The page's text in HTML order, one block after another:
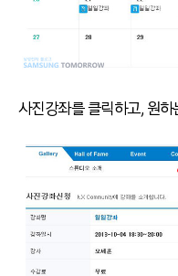
사진강좌를 클릭하고, 원